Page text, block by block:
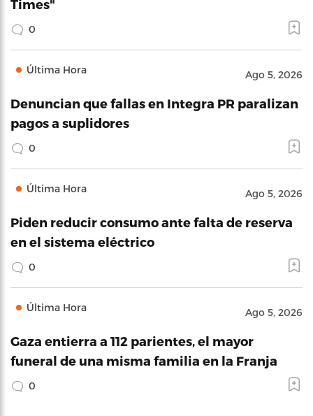
Times"
0
Última Hora Ago 5, 2026
Denuncian que fallas en Integra PR paralizan
pagos a suplidores
0
Última Hora Ago 5, 2026
Piden reducir consumo ante falta de reserva
en el sistema eléctrico
0
Última Hora Ago 5, 2026
Gaza entierra a 112 parientes, el mayor
funeral de una misma familia en la Franja
0